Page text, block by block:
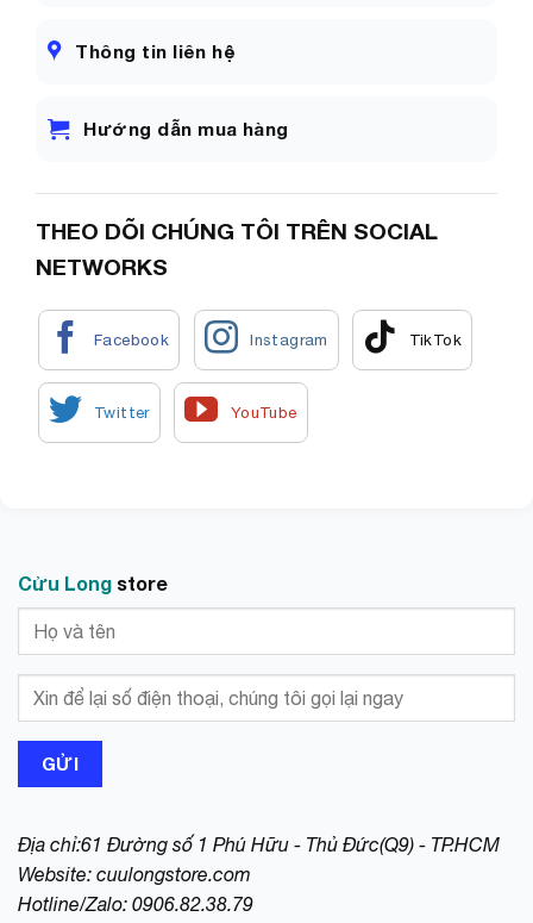
Thông tin liên hệ
Hướng dẫn mua hàng
THEO DÕI CHÚNG TÔI TRÊN SOCIAL
NETWORKS
Cửu Long store
Địa chỉ:61 Đường số 1 Phú Hữu - Thủ Đức(Q9) - TP.HCM
Website: cuulongstore.com
Hotline/Zalo: 0906.82.38.79